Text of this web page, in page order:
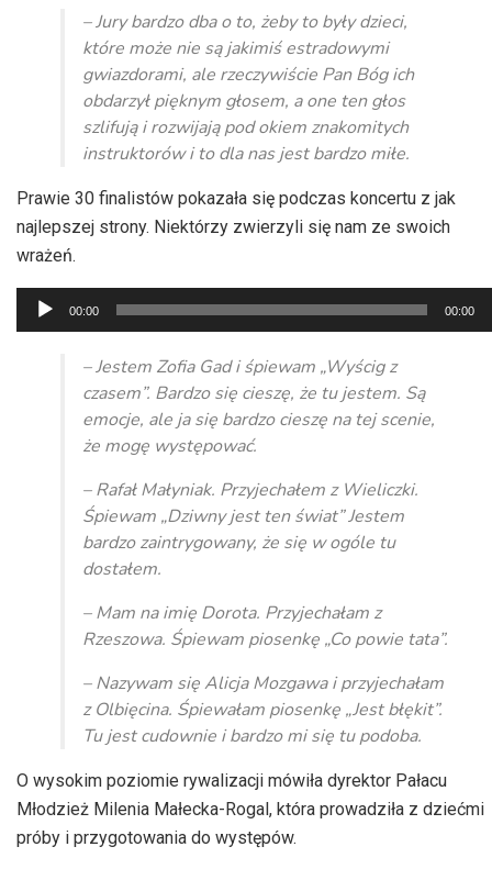
dźwiękowych– Jury bardzo dba o to, żeby to były dzieci,
które może nie są jakimiś estradowymi
gwiazdorami, ale rzeczywiście Pan Bóg ich
obdarzył pięknym głosem, a one ten głos
szlifują i rozwijają pod okiem znakomitych
instruktorów i to dla nas jest bardzo miłe.
Prawie 30 finalistów pokazała się podczas koncertu z jak
najlepszej strony. Niektórzy zwierzyli się nam ze swoich
wrażeń.
Odtwarzacz
plików
dźwiękowych
00:00 00:00
– Jestem Zofia Gad i śpiewam „Wyścig z
czasem”. Bardzo się cieszę, że tu jestem. Są
emocje, ale ja się bardzo cieszę na tej scenie,
że mogę występować.
– Rafał Małyniak. Przyjechałem z Wieliczki.
Śpiewam „Dziwny jest ten świat” Jestem
bardzo zaintrygowany, że się w ogóle tu
dostałem.
– Mam na imię Dorota. Przyjechałam z
Rzeszowa. Śpiewam piosenkę „Co powie tata”.
– Nazywam się Alicja Mozgawa i przyjechałam
z Olbięcina. Śpiewałam piosenkę „Jest błękit”.
Tu jest cudownie i bardzo mi się tu podoba.
O wysokim poziomie rywalizacji mówiła dyrektor Pałacu
Młodzież Milenia Małecka-Rogal, która prowadziła z dziećmi
próby i przygotowania do występów.